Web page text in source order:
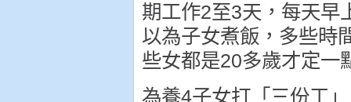
期工作2至3天，每天早
以為子女煮飯，多些時
些女都是20多歲才定一
為養4子女打「三份工